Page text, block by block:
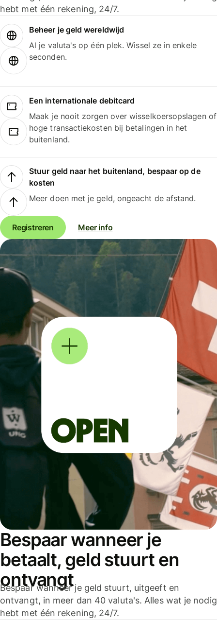
hebt met één rekening, 24/7.
Beheer je geld wereldwijd
Al je valuta's op één plek. Wissel ze in enkele
seconden.
Een internationale debitcard
Maak je nooit zorgen over wisselkoersopslagen of
hoge transactiekosten bij betalingen in het
buitenland.
Stuur geld naar het buitenland, bespaar op de
kosten
Meer doen met je geld, ongeacht de afstand.
Registreren Meer info
Bespaar wanneer je
betaalt, geld stuurt en
ontvangt
Bespaar wanneer je geld stuurt, uitgeeft en
ontvangt, in meer dan 40 valuta's. Alles wat je nodig
hebt met één rekening, 24/7.